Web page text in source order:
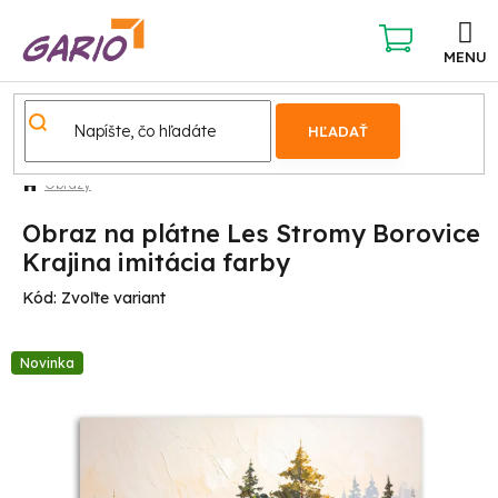
obsah
HĽADAŤ
NÁKUPNÝ
KOŠÍK
Obrazy
Obraz na plátne Les Stromy Borovice
Krajina imitácia farby
Kód: Zvoľte variant
Novinka